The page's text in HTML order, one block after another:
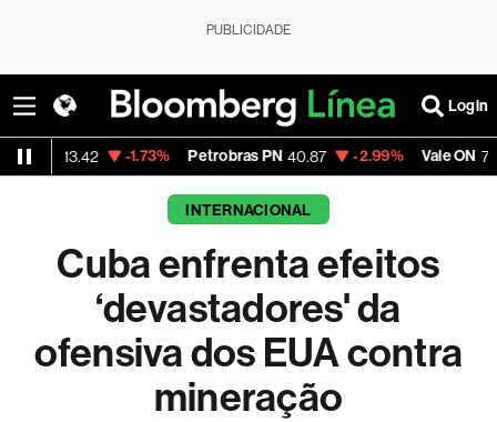
PUBLICIDADE
Login
-1.73% Petrobras PN 40.87 -2.99% Vale ON 74.97 -
INTERNACIONAL
Cuba enfrenta efeitos
‘devastadores' da
ofensiva dos EUA contra
mineração